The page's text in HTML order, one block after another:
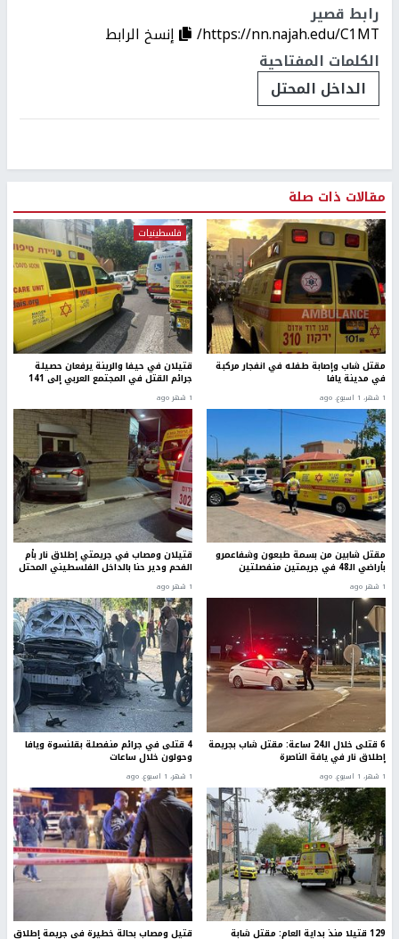
رابط قصير
https://nn.najah.edu/C1MT/
إنسخ الرابط
الكلمات المفتاحية
الداخل المحتل
مقالات ذات صلة
مقتل شاب وإصابة طفله في انفجار مركبة
في مدينة يافا
1 شهر، 1 اسبوع. ago
فلسطينيات
قتيلان في حيفا والرينة يرفعان حصيلة
جرائم القتل في المجتمع العربي إلى 141
1 شهر ago
مقتل شابين من بسمة طبعون وشفاعمرو
بأراضي الـ48 في جريمتين منفصلتين
1 شهر ago
قتيلان ومصاب في جريمتي إطلاق نار بأم
الفحم ودير حنا بالداخل الفلسطيني المحتل
1 شهر ago
6 قتلى خلال الـ24 ساعة: مقتل شاب بجريمة
إطلاق نار في يافة الناصرة
1 شهر، 1 اسبوع. ago
4 قتلى في جرائم منفصلة بقلنسوة ويافا
وحولون خلال ساعات
1 شهر، 1 اسبوع. ago
129 قتيلا منذ بداية العام: مقتل شابة قتيل ومصاب بحالة خطيرة في جريمة إطلاق